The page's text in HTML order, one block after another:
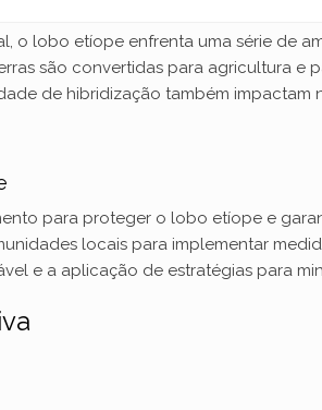
o lobo etíope enfrenta uma série de
são convertidas para agricultura
de hibridização também impactam
para proteger o lobo etíope e
locais para implementar
e a aplicação de estratégias para